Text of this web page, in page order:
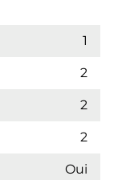
1
2
2
2
Oui